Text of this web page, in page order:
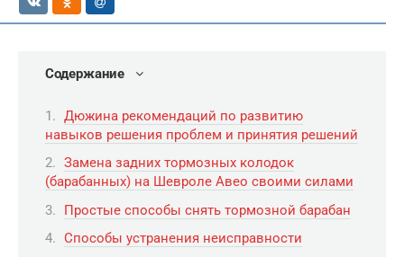
Содержание
Дюжина рекомендаций по развитию
навыков решения проблем и принятия решений
Замена задних тормозных колодок
(барабанных) на Шевроле Авео своими силами
Простые способы снять тормозной барабан
Способы устранения неисправности